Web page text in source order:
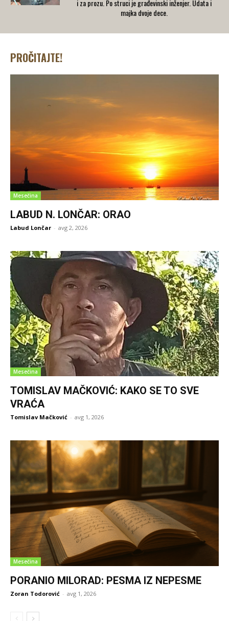
i za prozu. Po struci je građevinski inženjer. Udata i
majka dvoje dece.
PROČITAJTE!
Mesečina
LABUD N. LONČAR: ORAO
Labud Lončar - avg 2, 2026
Mesečina
TOMISLAV MAČKOVIĆ: KAKO SE TO SVE
VRAĆA
Tomislav Mačković - avg 1, 2026
Mesečina
PORANIO MILORAD: PESMA IZ NEPESME
Zoran Todorović - avg 1, 2026